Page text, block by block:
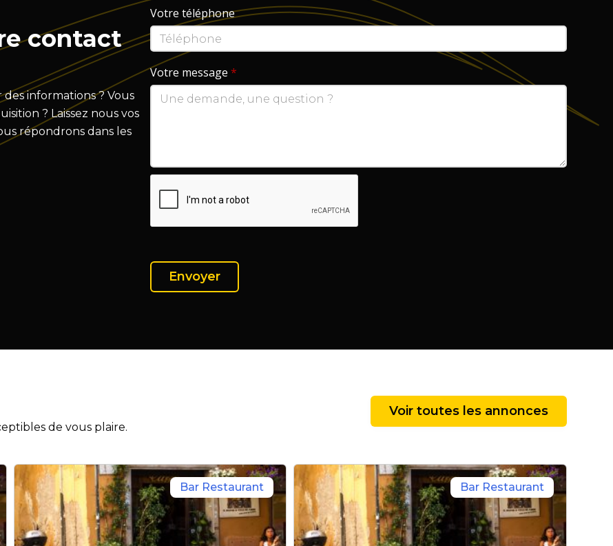
contact
informations ? Vous
? Laissez nous vos
répondrons dans les
Votre téléphone
Votre message *
de vous plaire.
Voir toutes les annonces
Bar Restaurant Bar Restaurant